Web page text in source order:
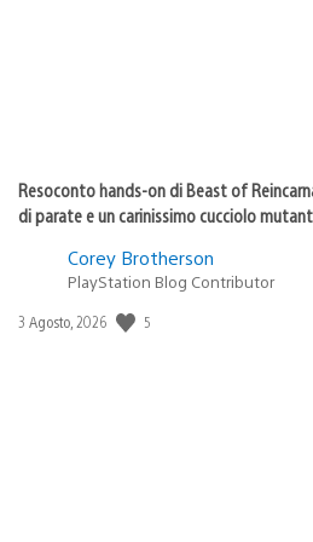
Resoconto hands-on di Beast of
di parate e un carinissimo cucciolo
Corey Brotherson
PlayStation Blog Contributor
Data
3 Agosto, 2026 5